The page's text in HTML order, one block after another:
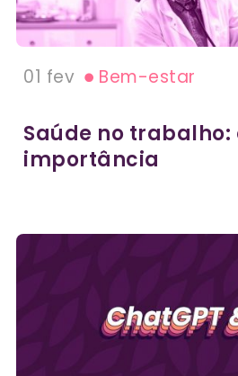
Saúde no trabalho:
importância
01 fev Bem-estar